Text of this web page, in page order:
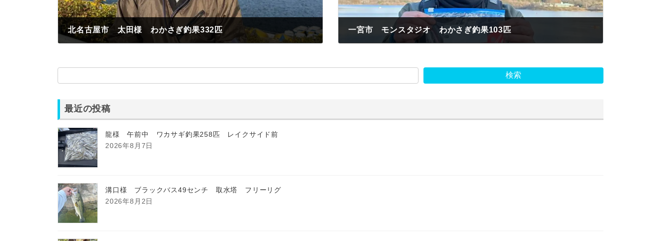
北名古屋市 太田様 わかさぎ釣果332匹 一宮市 モンスタジオ わかさぎ釣果103匹
検索
最近の投稿
龍様 午前中 ワカサギ釣果258匹 レイクサイド前
2026年8月7日
溝口様 ブラックバス49センチ 取水塔 フリーリグ
2026年8月2日